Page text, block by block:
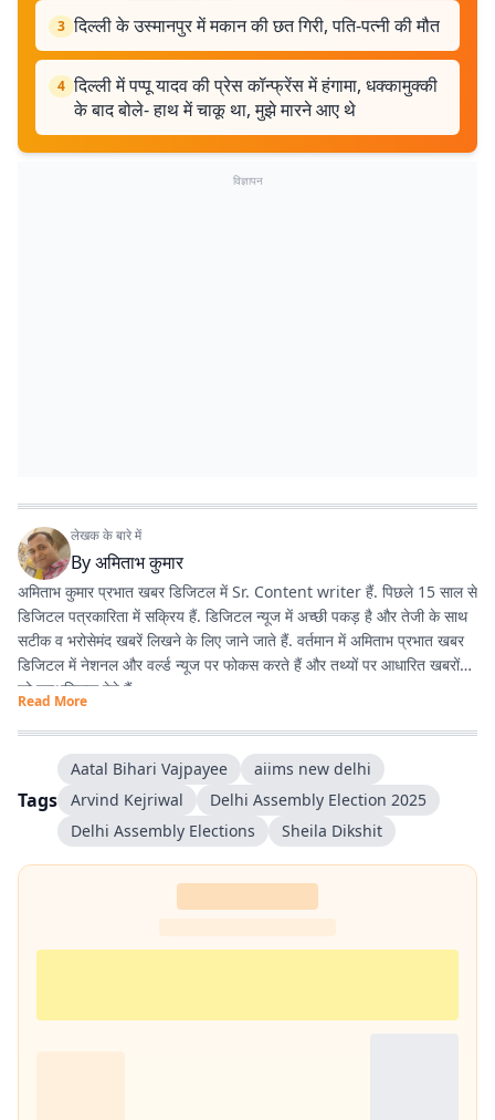
3 दिल्ली के उस्मानपुर में मकान की छत गिरी, पति-पत्नी की मौत
4 दिल्ली में पप्पू यादव की प्रेस कॉन्फ्रेंस में हंगामा, धक्कामुक्की
के बाद बोले- हाथ में चाकू था, मुझे मारने आए थे
विज्ञापन
लेखक के बारे में
Byअमिताभ कुमार
अमिताभ कुमार प्रभात खबर डिजिटल में Sr. Content writer हैं. पिछले 15 साल से
डिजिटल पत्रकारिता में सक्रिय हैं. डिजिटल न्यूज में अच्छी पकड़ है और तेजी के साथ
सटीक व भरोसेमंद खबरें लिखने के लिए जाने जाते हैं. वर्तमान में अमिताभ प्रभात खबर
डिजिटल में नेशनल और वर्ल्ड न्यूज पर फोकस करते हैं और तथ्यों पर आधारित खबरों
को प्राथमिकता देते हैं.
अमिताभ 1 अप्रैल 2011 से प्रभात खबर से जुड़े और शुरुआत से ही डिजिटल
पत्रकारिता में सक्रिय रहे. खबरों को आसान, रोचक और आम लोगों की भाषा में पेश
करना इनकी खासियत है. डिजिटल के साथ-साथ प्रिंट के लिए भी कई अहम रिपोर्ट कीं.
खासकर ‘पंचायतनामा’ के लिए गांवों में जाकर की गई ग्रामीण रिपोर्टिंग करियर का यादगार
अनुभव है.
प्रभात खबर से जुड़ने के बाद कई बड़े चुनाव कवर करने का अनुभव मिला. 2014,
2019 और 2024 के लोकसभा चुनाव के साथ-साथ झारखंड विधानसभा चुनावों
और राजनीतिक हलचल को करीब से समझना रिपोर्टिंग की खास पहचान रही है. 📩
Read More
Tags
Aatal Bihari Vajpayee
aiims new delhi
Arvind Kejriwal
Delhi Assembly Election 2025
Delhi Assembly Elections
Sheila Dikshit